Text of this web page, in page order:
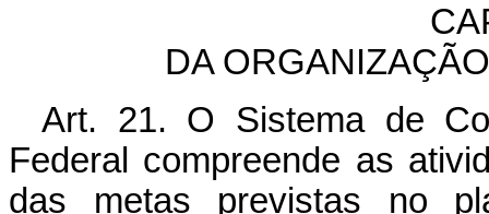
DA
Art. 21. O Sistema de
Federal compreende as
das metas previstas no